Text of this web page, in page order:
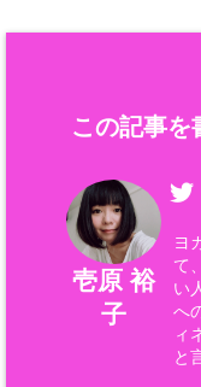
この記事を
壱原 裕
子
ヨ
て
い
へ
ィ
と